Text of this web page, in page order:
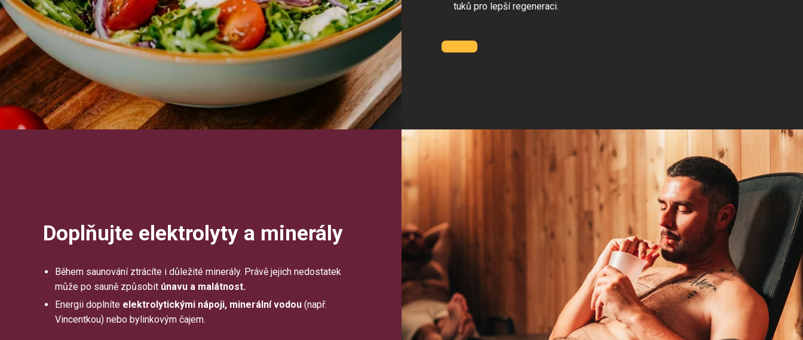
tuků pro lepší regeneraci.
Doplňujte elektrolyty a minerály
Během saunování ztrácíte i důležité minerály. Právě jejich nedostatek
může po sauně způsobit únavu a malátnost.
Energii doplníte elektrolytickými nápoji, minerální vodou (např.
Vincentkou) nebo bylinkovým čajem.